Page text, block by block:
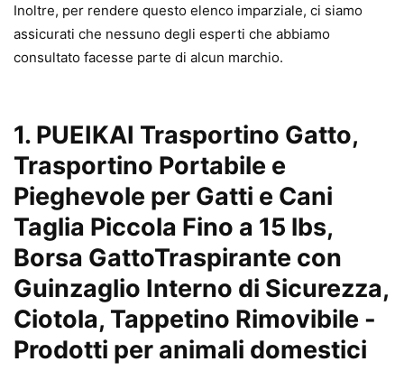
Inoltre, per rendere questo elenco imparziale, ci siamo
assicurati che nessuno degli esperti che abbiamo
consultato facesse parte di alcun marchio.
1. PUEIKAI Trasportino Gatto,
Trasportino Portabile e
Pieghevole per Gatti e Cani
Taglia Piccola Fino a 15 lbs,
Borsa GattoTraspirante con
Guinzaglio Interno di Sicurezza,
Ciotola, Tappetino Rimovibile -
Prodotti per animali domestici